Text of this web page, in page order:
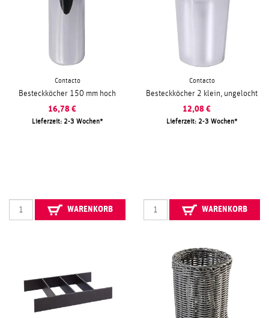
Contacto
Besteckköcher 150 mm hoch
16,78 €
Lieferzeit: 2-3 Wochen
WARENKORB
Contacto
Besteckköcher 2 klein, ungelocht
12,08 €
Lieferzeit: 2-3 Wochen
WARENKORB